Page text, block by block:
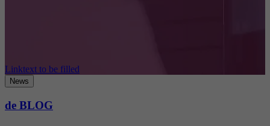
Linktext to be filled
News
de BLOG